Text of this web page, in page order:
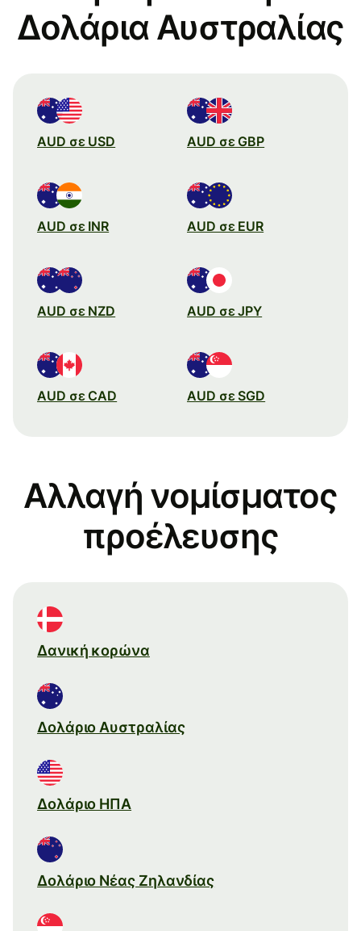
Δολάρια Αυστραλίας
AUD σε USD AUD σε GBP
AUD σε INR AUD σε EUR
AUD σε NZD AUD σε JPY
AUD σε CAD AUD σε SGD
Αλλαγή νομίσματος
προέλευσης
Δανική κορώνα
Δολάριο Αυστραλίας
Δολάριο ΗΠΑ
Δολάριο Νέας Ζηλανδίας